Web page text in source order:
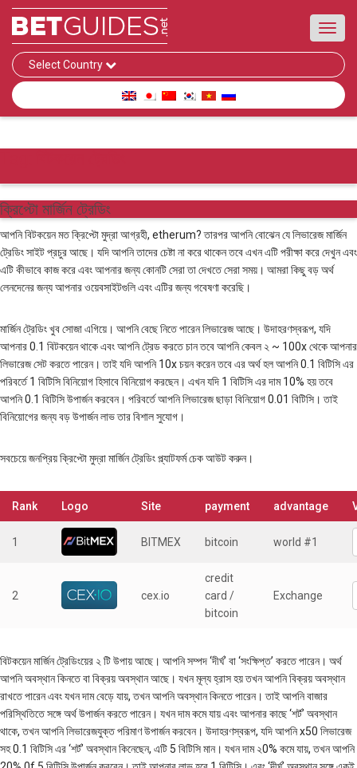
Select Country
ক্রিপ্টো মার্জিন ট্রেডিং
আপনি বিটকয়েন মত ​​ক্রিপ্টো মুদ্রা আগ্রহী, etherum? তারপর আপনি বোঝেন যে লিভারেজ মার্জিন
ট্রেডিং সাইট প্রচুর আছে। যদি আপনি তাদের চেষ্টা না করে থাকেন তবে এখন এটি পরীক্ষা করে দেখুন এবং
এটি কীভাবে কাজ করে এবং আপনার জন্য কোনটি সেরা তা দেখতে সেরা সময়। আমরা কিছু বড় অর্থ
লেনদেনের জন্য আপনার ওয়েবসাইটগুলি এবং এটির জন্য গবেষণা করেছি।
মার্জিন ট্রেডিং খুব সোজা এগিয়ে। আপনি বেছে নিতে পারেন লিভারেজ আছে। উদাহরণস্বরূপ, যদি
আপনার 0.1 বিটকয়েন থাকে এবং আপনি ট্রেড করতে চান তবে আপনি কেবল ২ ~ 100x থেকে আপনার
লিভারেজ সেট করতে পারেন। তাই যদি আপনি 10x চয়ন করেন তবে এর অর্থ হল আপনি 0.1 বিটিসি এর
পরিবর্তে 1 বিটিসি বিনিয়োগ হিসাবে বিনিয়োগ করছেন। এখন যদি 1 বিটিসি এর দাম 10% হয় তবে
আপনি 0.1 বিটিসি উপার্জন করবেন। পরিবর্তে আপনি লিভারেজ ছাড়া বিনিয়োগ 0.01 বিটিসি। তাই
বিনিয়োগের জন্য বড় উপার্জন লাভ তার বিশাল সুযোগ।
সবচেয়ে জনপ্রিয় ক্রিপ্টো মুদ্রা মার্জিন ট্রেডিং প্ল্যাটফর্ম চেক আউট করুন।
Rank Logo Site payment advantage
1 BITMEX bitcoin world #1
2 cex.io
credit
card /
bitcoin
Exchange
বিটকয়েন মার্জিন ট্রেডিংয়ের ২ টি উপায় আছে। আপনি সম্পদ ‘দীর্ঘ’ বা ‘সংক্ষিপ্ত’ করতে পারেন। অর্থ
আপনি অবস্থান কিনতে বা বিক্রয় অবস্থান আছে। যখন মূল্য হ্রাস হয় তখন আপনি বিক্রয় অবস্থান
রাখতে পারেন এবং যখন দাম বেড়ে যায়, তখন আপনি অবস্থান কিনতে পারেন। তাই আপনি বাজার
পরিস্থিতিতে সঙ্গে অর্থ উপার্জন করতে পারেন। যখন দাম কমে যায় এবং আপনার কাছে ‘শর্ট’ অবস্থান
থাকে, তখন আপনি লিভারেজযুক্ত পরিমাণ উপার্জন করবেন। উদাহরণস্বরূপ, যদি আপনি x50 লিভারেজ
সহ 0.1 বিটিসি এর ‘শর্ট’ অবস্থান কিনেছেন, এটি 5 বিটিসি মান। যখন দাম ২0% কমে যায়, তখন আপনি